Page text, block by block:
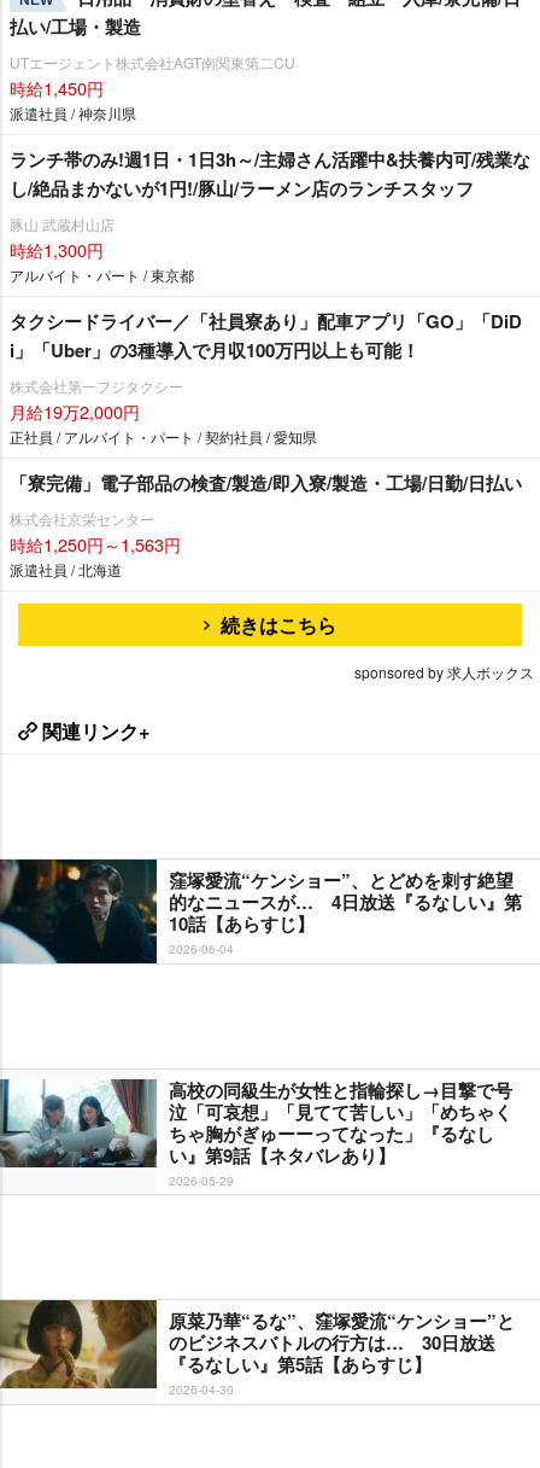
払い/工場・製造
UTエージェント株式会社AGT南関東第二CU
時給1,450円
派遣社員 / 神奈川県
ランチ帯のみ!週1日・1日3h～/主婦さん活躍中&扶養内可/残業な
し/絶品まかないが1円!/豚山/ラーメン店のランチスタッフ
豚山 武蔵村山店
時給1,300円
アルバイト・パート / 東京都
タクシードライバー／「社員寮あり」配車アプリ「GO」「DiD
i」「Uber」の3種導入で月収100万円以上も可能！
株式会社第一フジタクシー
月給19万2,000円
正社員 / アルバイト・パート / 契約社員 / 愛知県
「寮完備」電子部品の検査/製造/即入寮/製造・工場/日勤/日払い
株式会社京栄センター
時給1,250円～1,563円
派遣社員 / 北海道
続きはこちら
sponsored by 求人ボックス
関連リンク+
窪塚愛流“ケンショー”、とどめを刺す絶望
的なニュースが… 4日放送『るなしい』第
10話【あらすじ】
2026-06-04
高校の同級生が女性と指輪探し→目撃で号
泣「可哀想」「見てて苦しい」「めちゃく
ちゃ胸がぎゅーーってなった」『るなし
い』第9話【ネタバレあり】
2026-05-29
原菜乃華“るな”、窪塚愛流“ケンショー”と
のビジネスバトルの行方は… 30日放送
『るなしい』第5話【あらすじ】
2026-04-30